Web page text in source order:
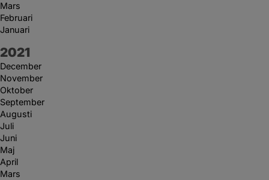
Mars
Februari
Januari
År:
2021
December
November
Oktober
September
Augusti
Juli
Juni
Maj
April
Mars